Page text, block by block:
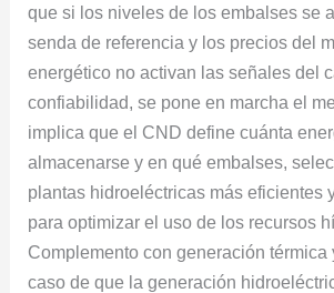
que si los niveles de los embalses se
senda de referencia y los precios del
energético no activan las señales del
confiabilidad, se pone en marcha el
implica que el CND define cuánta
almacenarse y en qué embalses,
plantas hidroeléctricas más eficientes
para optimizar el uso de los recursos
Complemento con generación térmica
caso de que la generación